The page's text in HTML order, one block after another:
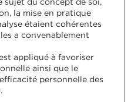
la mise en pratique
étaient cohérentes
a convenablement
appliqué à favoriser
ainsi que le
personnelle des